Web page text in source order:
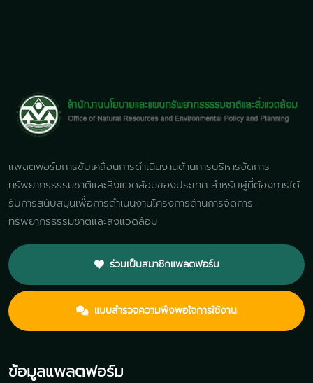
แพลตฟอร์มการขับเคลื่อนการดำเนินงานด้านการบริหารจัดการ
ทรัพยากรธรรมชาติและสิ่งแวดล้อมของประเทศ สำหรับผู้ที่ต้องการได้
รับการสนับสนุนเพื่อการดำเนินงานโครงการด้านการจัดการ
ทรัพยากรธรรมชาติและสิ่งแวดล้อม
ร่วมเป็นสมาชิกแพลตฟอร์ม
แบบสำรวจความพึงพอใจการใช้งาน
ข้อมูลแพลตฟอร์ม